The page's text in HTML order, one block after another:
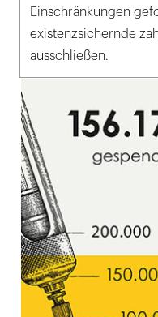
Einschränkungen
existenzsichernde
ausschließen.